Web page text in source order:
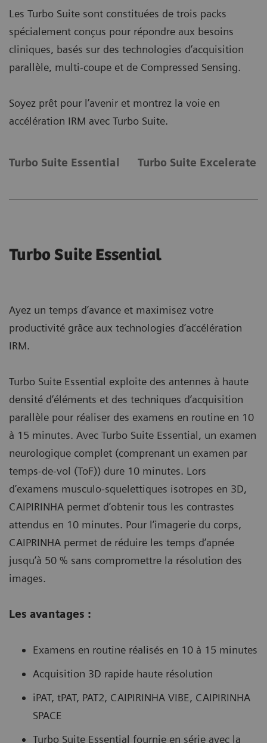
Les Turbo Suite sont constituées de trois packs
spécialement conçus pour répondre aux besoins
cliniques, basés sur des technologies d’acquisition
parallèle, multi-coupe et de Compressed Sensing.
Soyez prêt pour l’avenir et montrez la voie en
accélération IRM avec Turbo Suite.
Turbo Suite Essential Turbo Suite Excelerate
Turbo Suite Essential
Ayez un temps d’avance et maximisez votre
productivité grâce aux technologies d’accélération
IRM.
Turbo Suite Essential exploite des antennes à haute
densité d’éléments et des techniques d’acquisition
parallèle pour réaliser des examens en routine en 10
à 15 minutes. Avec Turbo Suite Essential, un examen
neurologique complet (comprenant un examen par
temps-de-vol (ToF)) dure 10 minutes. Lors
d’examens musculo-squelettiques isotropes en 3D,
CAIPIRINHA permet d’obtenir tous les contrastes
attendus en 10 minutes. Pour l’imagerie du corps,
CAIPRINHA permet de réduire les temps d’apnée
jusqu’à 50 % sans compromettre la résolution des
images.
Les avantages :
Examens en routine réalisés en 10 à 15 minutes
Acquisition 3D rapide haute résolution
iPAT, tPAT, PAT2, CAIPIRINHA VIBE, CAIPIRINHA
SPACE
Turbo Suite Essential fournie en série avec la